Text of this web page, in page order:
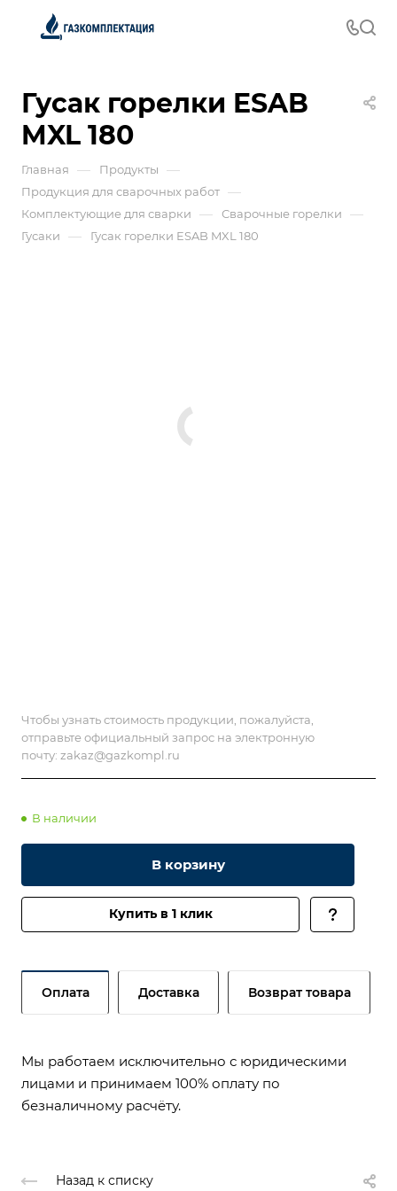
Гусак горелки ESAB
MXL 180
Главная — Продукты —
Продукция для сварочных работ —
Комплектующие для сварки — Сварочные горелки —
Гусаки — Гусак горелки ESAB MXL 180
Чтобы узнать стоимость продукции, пожалуйста,
отправьте официальный запрос на электронную
почту: zakaz@gazkompl.ru
В наличии
В корзину
Купить в 1 клик
Оплата Доставка Возврат товара
Мы работаем исключительно с юридическими
лицами и принимаем 100% оплату по
безналичному расчёту.
Назад к списку